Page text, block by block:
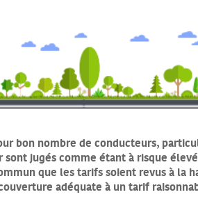
bon nombre de conducteurs,
sont jugés comme étant à risque
que les tarifs soient revus à la
adéquate à un tarif